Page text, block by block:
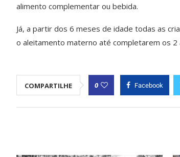
alimento complementar ou bebida.
Já, a partir dos 6 meses de idade todas as
o aleitamento materno até completarem os 2
COMPARTILHE 0 Facebook